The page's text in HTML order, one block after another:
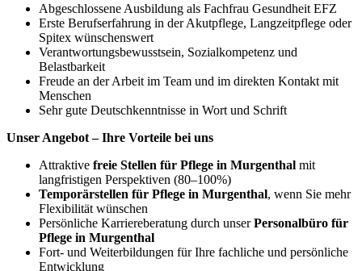
Abgeschlossene Ausbildung als Fachfrau Gesundheit EFZ
Erste Berufserfahrung in der Akutpflege, Langzeitpflege oder
Spitex wünschenswert
Verantwortungsbewusstsein, Sozialkompetenz und
Belastbarkeit
Freude an der Arbeit im Team und im direkten Kontakt mit
Menschen
Sehr gute Deutschkenntnisse in Wort und Schrift
Unser Angebot – Ihre Vorteile bei uns
Attraktive freie Stellen für Pflege in Murgenthal mit
langfristigen Perspektiven (80–100%)
Temporärstellen für Pflege in Murgenthal, wenn Sie mehr
Flexibilität wünschen
Persönliche Karriereberatung durch unserPersonalbüro für
Pflege in Murgenthal
Fort- und Weiterbildungen für Ihre fachliche und persönliche
Entwicklung